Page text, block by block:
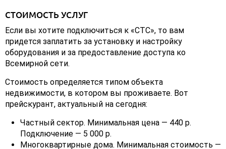
СТОИМОСТЬ УСЛУГ
Если вы хотите подключиться к «СТС», то вам
придется заплатить за установку и настройку
оборудования и за предоставление доступа ко
Всемирной сети.
Стоимость определяется типом объекта
недвижимости, в котором вы проживаете. Вот
прейскурант, актуальный на сегодня:
Частный сектор. Минимальная цена — 440 р.
Подключение — 5 000 р.
Многоквартирные дома. Минимальная стоимость —